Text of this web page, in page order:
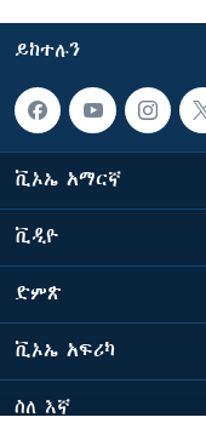
ይከተሉን
ቪኦኤ አማርኛ
ቪዲዮ
ድምጽ
ቪኦኤ አፍሪካ
ስለ እኛ